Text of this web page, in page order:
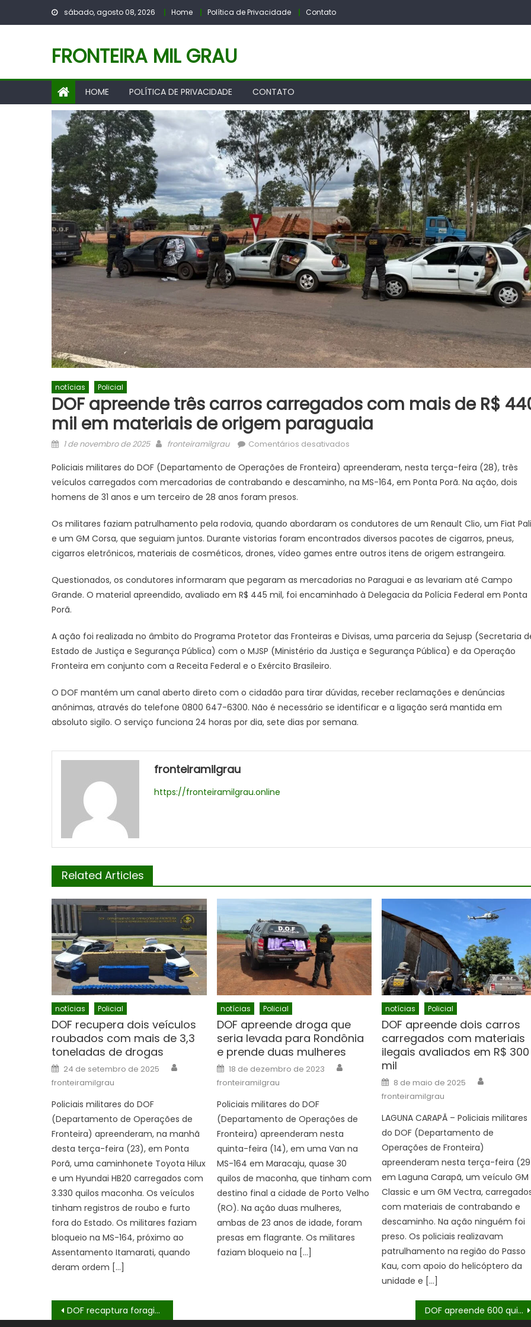
sábado, agosto 08, 2026 Home Política de Privacidade Contato
FRONTEIRA MIL GRAU
HOME POLÍTICA DE PRIVACIDADE CONTATO
notícias Policial
DOF apreende três carros carregados com mais de R$
mil em materiais de origem paraguaia
Posted
1 de novembro de 2025 Author
fronteiramilgrau Comentários desativados
apreende
três
com
mais
de
440
mil
de
origem
Policiais militares do DOF (Departamento de Operações de Fronteira) apreenderam, nesta terça-feira (28), três
veículos carregados com mercadorias de contrabando e descaminho, na MS-164, em Ponta Porã. Na ação, dois
homens de 31 anos e um terceiro de 28 anos foram presos.
Os militares faziam patrulhamento pela rodovia, quando abordaram os condutores de um Renault Clio, um Fiat
e um GM Corsa, que seguiam juntos. Durante vistorias foram encontrados diversos pacotes de cigarros, pneus,
cigarros eletrônicos, materiais de cosméticos, drones, vídeo games entre outros itens de origem estrangeira.
Questionados, os condutores informaram que pegaram as mercadorias no Paraguai e as levariam até Campo
Grande. O material apreendido, avaliado em R$ 445 mil, foi encaminhado à Delegacia da Polícia Federal em Ponta
Porã.
A ação foi realizada no âmbito do Programa Protetor das Fronteiras e Divisas, uma parceria da Sejusp (Secretaria
Estado de Justiça e Segurança Pública) com o MJSP (Ministério da Justiça e Segurança Pública) e da Operação
Fronteira em conjunto com a Receita Federal e o Exército Brasileiro.
O DOF mantém um canal aberto direto com o cidadão para tirar dúvidas, receber reclamações e denúncias
anônimas, através do telefone 0800 647-6300. Não é necessário se identificar e a ligação será mantida em
absoluto sigilo. O serviço funciona 24 horas por dia, sete dias por semana.
fronteiramilgrau
https://fronteiramilgrau.online
Related Articles
notícias Policial
DOF recupera dois veículos
roubados com mais de 3,3
toneladas de drogas
Posted
on
24 de setembro de 2025
fronteiramilgrau
Policiais militares do DOF
(Departamento de Operações de
Fronteira) apreenderam, na manhã
desta terça-feira (23), em Ponta
Porã, uma caminhonete Toyota Hilux
e um Hyundai HB20 carregados com
3.330 quilos maconha. Os veículos
tinham registros de roubo e furto
fora do Estado. Os militares faziam
bloqueio na MS-164, próximo ao
Assentamento Itamarati, quando
deram ordem […]
notícias Policial
DOF apreende droga que
seria levada para Rondônia
e prende duas mulheres
Posted
on
18 de dezembro de 2023
fronteiramilgrau
Policiais militares do DOF
(Departamento de Operações de
Fronteira) apreenderam nesta
quinta-feira (14), em uma Van na
MS-164 em Maracaju, quase 30
quilos de maconha, que tinham com
destino final a cidade de Porto Velho
(RO). Na ação duas mulheres,
ambas de 23 anos de idade, foram
presas em flagrante. Os militares
faziam bloqueio na […]
notícias Policial
DOF apreende dois carros
carregados com materiais
ilegais avaliados em R$ 300
mil
Posted
on
8 de maio de 2025
fronteiramilgrau
LAGUNA CARAPÃ – Policiais militares
do DOF (Departamento de
Operações de Fronteira)
apreenderam nesta terça-feira
em Laguna Carapã, um veículo GM
Classic e um GM Vectra,
com materiais de contrabando e
descaminho. Na ação ninguém foi
preso. Os policiais realizavam
patrulhamento na região do Passo
Kau, com apoio do helicóptero da
unidade e […]
Navegação
DOF recaptura foragido da justiça com maconha transportada em moto DOF apreende 600 quilos de drogas que seguiam para Campo Grande